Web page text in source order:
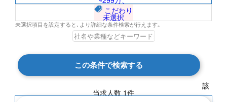
こだわり
未選択
未選択項目を設定すると､より詳細な条件検索が行えます｡
この条件で検索する
該
当求人数 1件
索結果一覧